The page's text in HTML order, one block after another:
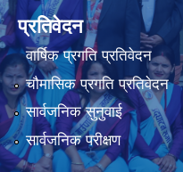
प्रतिवेदन
वार्षिक प्रगति प्रतिवेदन
चौमासिक प्रगति प्रतिवेदन
सार्वजनिक सुनुवाई
सार्वजनिक परीक्षण